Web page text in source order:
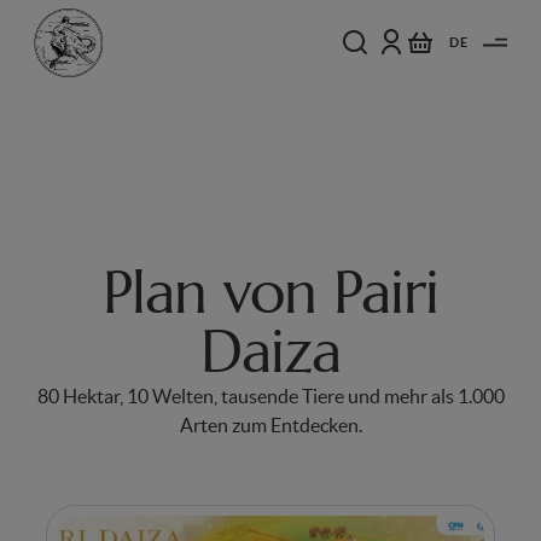
DE
Plan von Pairi
Daiza
80 Hektar, 10 Welten, tausende Tiere und mehr als 1.000
Arten zum Entdecken.